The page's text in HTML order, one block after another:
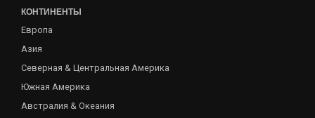
КОНТИНЕНТЫ
Европа
Азия
Северная & Центральная Америка
Южная Америка
Австралия & Океания